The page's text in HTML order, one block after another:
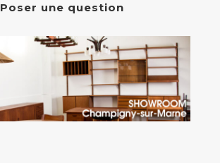
Poser une question